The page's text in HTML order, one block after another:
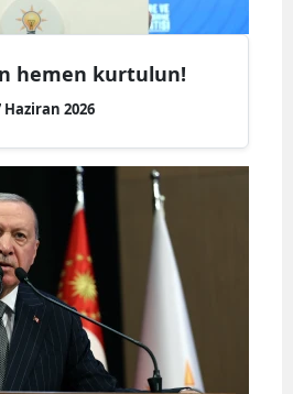
hemen kurtulun!
Haziran 2026